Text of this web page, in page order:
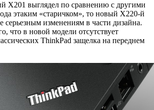
X201 выглядел по сравнению с другими
этаким «старичком», то новый X220-й
серьезным изменениям в части дизайна.
что в новой модели отсутствует
ThinkPad защелка на переднем